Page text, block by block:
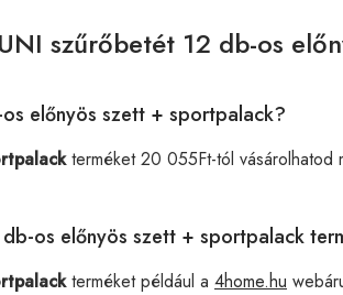
szűrőbetét 12 db-os
előnyös szett + sportpalack?
terméket 20 055Ft-tól vásárolhatod
os előnyös szett + sportpalack
terméket például a 4home.hu